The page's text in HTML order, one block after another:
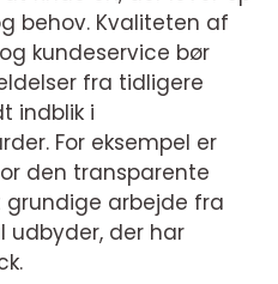
behov. Kvaliteten af
kundeservice bør
fra tidligere
indblik i
For eksempel er
den transparente
arbejde fra
udbyder, der har